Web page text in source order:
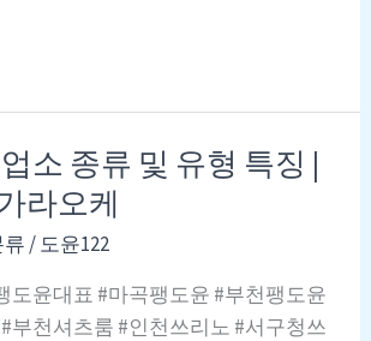
소 종류 및 유형 특징 |
라오케
/도윤122
도윤대표 #마곡팽도윤 #부천팽도윤
부천셔츠룸 #인천쓰리노 #서구청쓰